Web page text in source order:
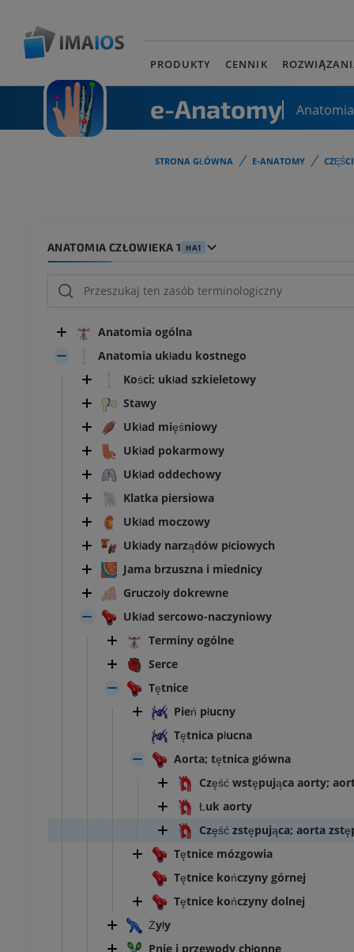
PRODUKTY CENNIK
e-Anatomy
STRONA GŁÓWNA E-ANATOMY
ANATOMIA CZŁOWIEKA 1 HA1
Anatomia ogólna
Anatomia układu kostnego
Kości; układ szkieletowy
Stawy
Układ mięśniowy
Układ pokarmowy
Układ oddechowy
Klatka piersiowa
Układ moczowy
Układy narządów płciowych
Jama brzuszna i miednicy
Gruczoły dokrewne
Układ sercowo-naczyniowy
Terminy ogólne
Serce
Tętnice
Pień płucny
Tętnica płucna
Aorta; tętnica główna
Część wstępująca aorty;
Łuk aorty
Część zstępująca; aorta
Tętnice mózgowia
Tętnice kończyny górnej
Tętnice kończyny dolnej
Żyły
Pnie i przewody chłonne